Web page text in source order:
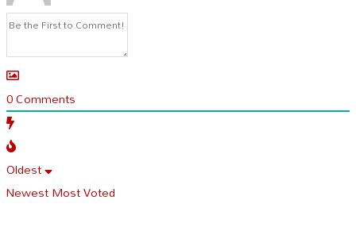
0Comments
Oldest
NewestMost Voted